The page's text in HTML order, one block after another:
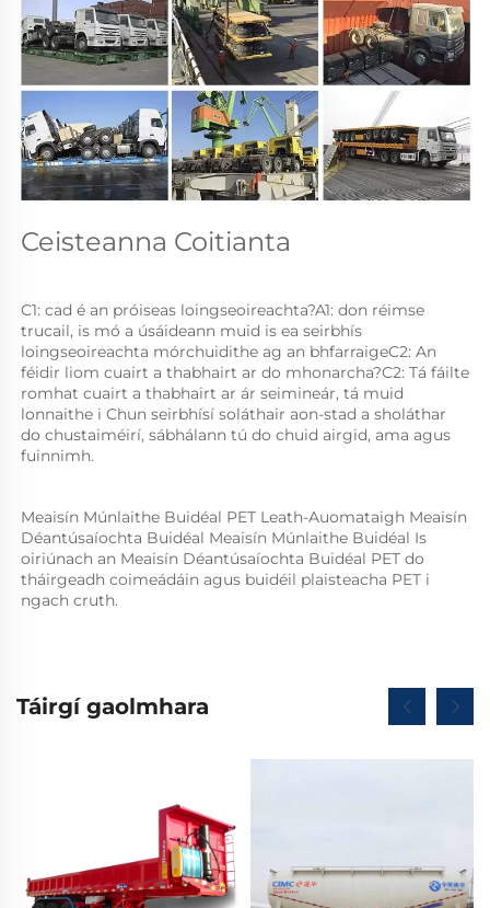
Ceisteanna Coitianta
C1: cad é an próiseas loingseoireachta?A1: don réimse
trucail, is mó a úsáideann muid is ea seirbhís
loingseoireachta mórchuidithe ag an bhfarraigeC2: An
féidir liom cuairt a thabhairt ar do mhonarcha?C2: Tá fáilte
romhat cuairt a thabhairt ar ár seimineár, tá muid
lonnaithe i Chun seirbhísí soláthair aon-stad a sholáthar
do chustaiméirí, sábhálann tú do chuid airgid, ama agus
fuinnimh.
Meaisín Múnlaithe Buidéal PET Leath-Auomataigh Meaisín
Déantúsaíochta Buidéal Meaisín Múnlaithe Buidéal Is
oiriúnach an Meaisín Déantúsaíochta Buidéal PET do
tháirgeadh coimeádáin agus buidéil plaisteacha PET i
ngach cruth.
Táirgí gaolmhara